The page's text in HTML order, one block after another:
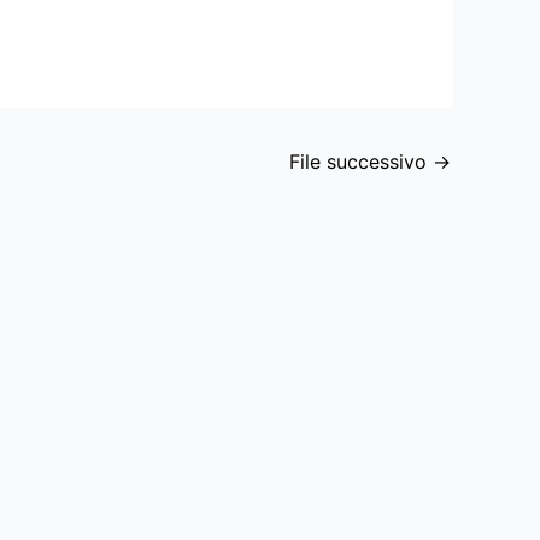
File successivo →